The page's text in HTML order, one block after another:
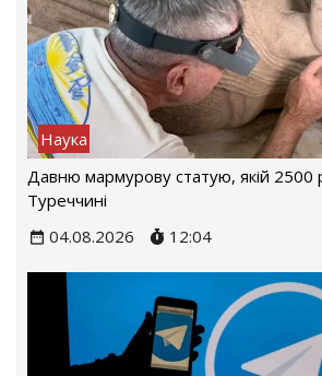
Наука
Давню мармурову статую, якій 2500
Туреччині
04.08.2026
12:04